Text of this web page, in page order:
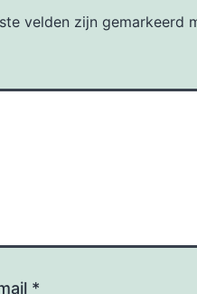
velden zijn gemarkeerd
*